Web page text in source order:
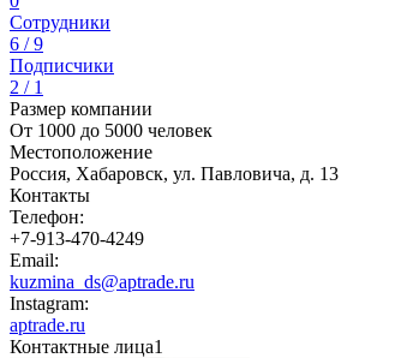
Сотрудники
6 / 9
Подписчики
2 / 1
Размер компании
От 1000 до 5000 человек
Местоположение
Россия, Хабаровск, ул. Павловича, д. 13
Контакты
Телефон:
+7-913-470-4249
Email:
kuzmina_ds@aptrade.ru
Instagram:
aptrade.ru
Контактные лица1